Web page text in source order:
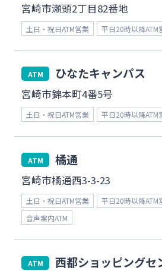
個人のお客さま
法人・個人事業主のお客さま
株主・投資家の皆さま
宮崎銀行について
ニュースリリース一覧
採用情報
宮崎市瀬頭2丁目82番地
土日・祝日ATM営業 平日20時以降ATM
ATM ひなたキャンパス
宮崎市錦本町4番5号
土日・祝日ATM営業 平日20時以降ATM
ATM 橘通
宮崎市橘通西3-3-23
土日・祝日ATM営業 平日20時以降ATM
音声案内ATM
ATM 西都ショッピングセ